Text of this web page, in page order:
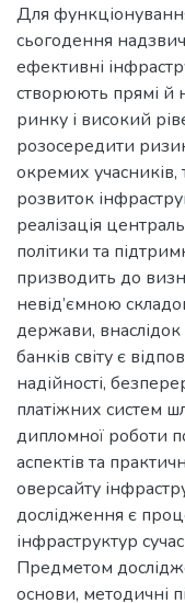
Для
сьогодення
ефективні
створюють прямі й
ринку і високий
розосередити
окремих учасників,
розвиток
реалізація
політики та
призводить до
невід’ємною
держави, внаслідок
банків світу є
надійності,
платіжних систем
дипломної роботи
аспектів та
оверсайту
дослідження є
інфраструктур
Предметом
основи, методичні